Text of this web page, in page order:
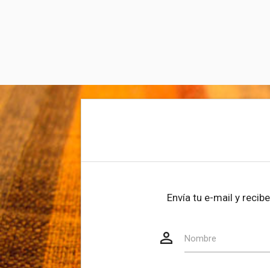
Envía tu e-mail y
person_outline Nombre